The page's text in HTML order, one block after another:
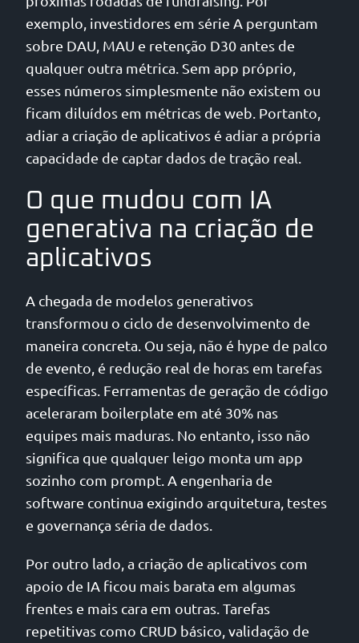
exemplo, investidores em série A perguntam
sobre DAU, MAU e retenção D30 antes de
qualquer outra métrica. Sem app próprio,
esses números simplesmente não existem ou
ficam diluídos em métricas de web. Portanto,
adiar a criação de aplicativos é adiar a própria
capacidade de captar dados de tração real.
O que mudou com IA
generativa na criação de
aplicativos
A chegada de modelos generativos
transformou o ciclo de desenvolvimento de
maneira concreta. Ou seja, não é hype de palco
de evento, é redução real de horas em tarefas
específicas. Ferramentas de geração de código
aceleraram boilerplate em até 30% nas
equipes mais maduras. No entanto, isso não
significa que qualquer leigo monta um app
sozinho com prompt. A engenharia de
software continua exigindo arquitetura, testes
e governança séria de dados.
Por outro lado, a criação de aplicativos com
apoio de IA ficou mais barata em algumas
frentes e mais cara em outras. Tarefas
repetitivas como CRUD básico, validação de